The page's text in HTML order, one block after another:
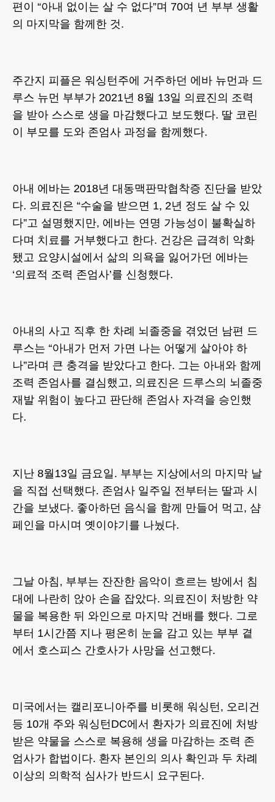
편이 “아내 없이는 살 수 없다”며 70여 년 부부 생활
의 마지막을 함께한 것.
주간지 피플은 워싱턴주에 거주하던 에바 뉴먼과 드
루스 뉴먼 부부가 2021년 8월 13일 의료진의 조력
을 받아 스스로 생을 마감했다고 보도했다. 딸 코린
이 부모를 도와 존엄사 과정을 함께했다.
아내 에바는 2018년 대동맥판막협착증 진단을 받았
다. 의료진은 “수술을 받으면 1, 2년 정도 살 수 있
다”고 설명했지만, 에바는 연명 가능성이 불확실하
다며 치료를 거부했다고 한다. 건강은 급격히 악화
됐고 요양시설에서 삶의 의욕을 잃어가던 에바는
‘의료적 조력 존엄사’를 신청했다.
아내의 사고 직후 한 차례 뇌졸중을 겪었던 남편 드
루스는 “아내가 먼저 가면 나는 어떻게 살아야 하
나”라며 큰 충격을 받았다고 한다. 그는 아내와 함께
조력 존엄사를 결심했고, 의료진은 드루스의 뇌졸중
재발 위험이 높다고 판단해 존엄사 자격을 승인했
다.
지난 8월13일 금요일. 부부는 지상에서의 마지막 날
을 직접 선택했다. 존엄사 일주일 전부터는 딸과 시
간을 보냈다. 좋아하던 음식을 함께 만들어 먹고, 샴
페인을 마시며 옛이야기를 나눴다.
그날 아침, 부부는 잔잔한 음악이 흐르는 방에서 침
대에 나란히 앉아 손을 잡았다. 의료진이 처방한 약
물을 복용한 뒤 와인으로 마지막 건배를 했다. 그로
부터 1시간쯤 지나 평온히 눈을 감고 있는 부부 곁
에서 호스피스 간호사가 사망을 선고했다.
미국에서는 캘리포니아주를 비롯해 워싱턴, 오리건
등 10개 주와 워싱턴DC에서 환자가 의료진에 처방
받은 약물을 스스로 복용해 생을 마감하는 조력 존
엄사가 합법이다. 환자 본인의 의사 확인과 두 차례
이상의 의학적 심사가 반드시 요구된다.